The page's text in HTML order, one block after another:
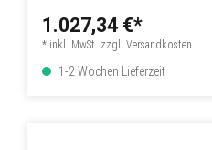
1.027,34 €*
* inkl. MwSt. zzgl. Versandkosten
1-2 Wochen Lieferzeit